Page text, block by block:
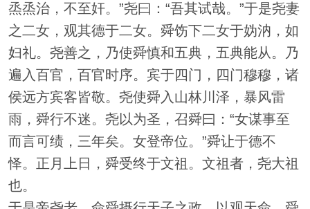
烝烝治，不至奸。”尧曰：“吾其试哉。”于是尧妻
之二女，观其德于二女。舜饬下二女于妫汭，如
妇礼。尧善之，乃使舜慎和五典，五典能从。乃
遍入百官，百官时序。宾于四门，四门穆穆，诸
侯远方宾客皆敬。尧使舜入山林川泽，暴风雷
雨，舜行不迷。尧以为圣，召舜曰：“女谋事至
而言可绩，三年矣。女登帝位。”舜让于德不
怿。正月上日，舜受终于文祖。文祖者，尧大祖
也。